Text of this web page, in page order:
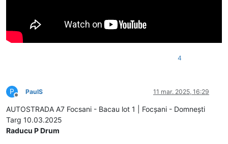
4
P
Deconectat
PaulS 11 mar. 2025, 16:29
AUTOSTRADA A7 Focsani - Bacau lot 1 | Focșani - Domnești
Targ 10.03.2025
Raducu P Drum